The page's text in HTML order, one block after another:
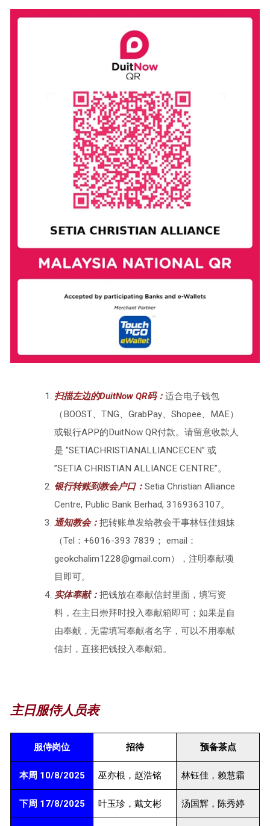
扫描左边的DuitNow QR码： 适合电子钱包
（BOOST、TNG、GrabPay、Shopee、MAE）
或银行APP的DuitNow QR付款。请留意收款人
是 ”SETIACHRISTIANALLIANCECEN” 或
”SETIA CHRISTIAN ALLIANCE CENTRE”。
银行转账到教会户口： Setia Christian Alliance
Centre, Public Bank Berhad, 3169363107。
通知教会： 把转账单发给教会干事林钰佳姐妹
（Tel：+6016-393 7839； email：
geokchalim1228@gmail.com），注明奉献项
目即可。
实体奉献： 把钱放在奉献信封里面，填写资
料，在主日崇拜时投入奉献箱即可；如果是自
由奉献，无需填写奉献者名字，可以不用奉献
信封，直接把钱投入奉献箱。
主日服侍人员表
服侍岗位 招待 预备茶点
本周 10/8/2025 巫亦根，赵浩铭 林钰佳，赖慧霜
下周 17/8/2025 叶玉珍，戴文彬 汤国辉，陈秀婷